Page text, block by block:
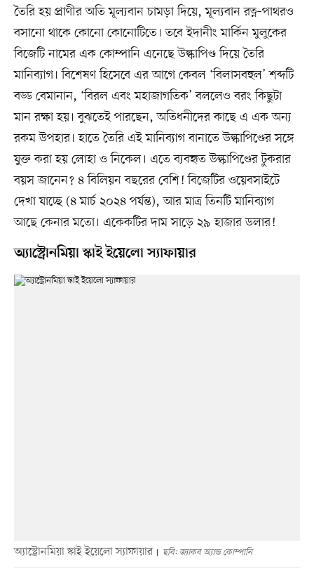
তৈরি হয় প্রাণীর অতি মূল্যবান চামড়া দিয়ে, মূল্যবান রত্ন–পাথরও
বসানো থাকে কোনো কোনোটিতে। তবে ইদানীং মার্কিন মুলুকের
বিজেটি নামের এক কোম্পানি এনেছে উল্কাপিণ্ড দিয়ে তৈরি
মানিব্যাগ। বিশেষণ হিসেবে এর আগে কেবল ‘বিলাসবহুল’ শব্দটি
বড্ড বেমানান, ‘বিরল এবং মহাজাগতিক’ বললেও বরং কিছুটা
মান রক্ষা হয়। বুঝতেই পারছেন, অতিধনীদের কাছে এ এক অন্য
রকম উপহার। হাতে তৈরি এই মানিব্যাগ বানাতে উল্কাপিণ্ডের সঙ্গে
যুক্ত করা হয় লোহা ও নিকেল। এতে ব্যবহৃত উল্কাপিণ্ডের টুকরার
বয়স জানেন? ৪ বিলিয়ন বছরের বেশি! বিজেটির ওয়েবসাইটে
দেখা যাচ্ছে (৪ মার্চ ২০২৪ পর্যন্ত), আর মাত্র তিনটি মানিব্যাগ
আছে কেনার মতো। একেকটির দাম সাড়ে ২৯ হাজার ডলার!
অ্যাস্ট্রোনমিয়া স্কাই ইয়েলো স্যাফায়ার
অ্যাস্ট্রোনমিয়া স্কাই ইয়েলো স্যাফায়ার ছবি: জ্যাকব অ্যান্ড কোম্পানি